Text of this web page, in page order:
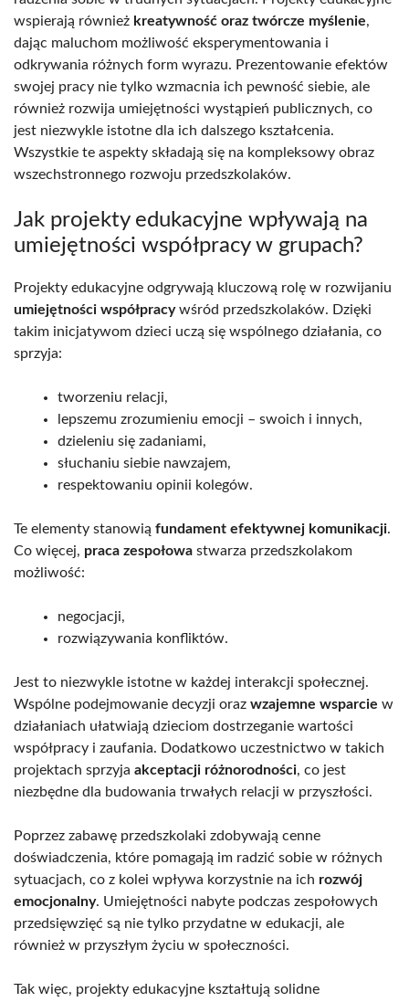
wspierają również kreatywność oraz twórcze myślenie,
dając maluchom możliwość eksperymentowania i
odkrywania różnych form wyrazu. Prezentowanie efektów
swojej pracy nie tylko wzmacnia ich pewność siebie, ale
również rozwija umiejętności wystąpień publicznych, co
jest niezwykle istotne dla ich dalszego kształcenia.
Wszystkie te aspekty składają się na kompleksowy obraz
wszechstronnego rozwoju przedszkolaków.
Jak projekty edukacyjne wpływają na
umiejętności współpracy w grupach?
Projekty edukacyjne odgrywają kluczową rolę w rozwijaniu
umiejętności współpracywśród przedszkolaków. Dzięki
takim inicjatywom dzieci uczą się wspólnego działania, co
sprzyja:
tworzeniu relacji,
lepszemu zrozumieniu emocji – swoich i innych,
dzieleniu się zadaniami,
słuchaniu siebie nawzajem,
respektowaniu opinii kolegów.
Te elementy stanowią fundament efektywnej komunikacji.
Co więcej, praca zespołowa stwarza przedszkolakom
możliwość:
negocjacji,
rozwiązywania konfliktów.
Jest to niezwykle istotne w każdej interakcji społecznej.
Wspólne podejmowanie decyzji oraz wzajemne wsparcie w
działaniach ułatwiają dzieciom dostrzeganie wartości
współpracy i zaufania. Dodatkowo uczestnictwo w takich
projektach sprzyja akceptacji różnorodności, co jest
niezbędne dla budowania trwałych relacji w przyszłości.
Poprzez zabawę przedszkolaki zdobywają cenne
doświadczenia, które pomagają im radzić sobie w różnych
sytuacjach, co z kolei wpływa korzystnie na ich rozwój
emocjonalny. Umiejętności nabyte podczas zespołowych
przedsięwzięć są nie tylko przydatne w edukacji, ale
również w przyszłym życiu w społeczności.
Tak więc, projekty edukacyjne kształtują solidne